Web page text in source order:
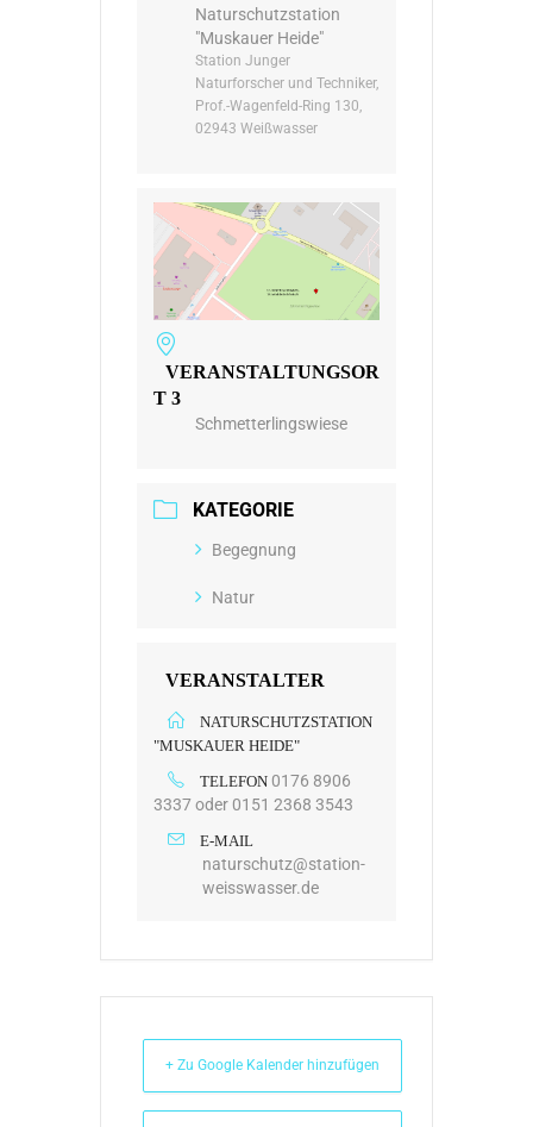
Naturschutzstation
"Muskauer Heide"
Station Junger
Naturforscher und Techniker,
Prof.-Wagenfeld-Ring 130,
02943 Weißwasser
VERANSTALTUNGSOR
T 3
Schmetterlingswiese
KATEGORIE
Begegnung
Natur
VERANSTALTER
NATURSCHUTZSTATION
"MUSKAUER HEIDE"
TELEFON 0176 8906
3337 oder 0151 2368 3543
E-MAIL
naturschutz@station-
weisswasser.de
+ Zu Google Kalender hinzufügen